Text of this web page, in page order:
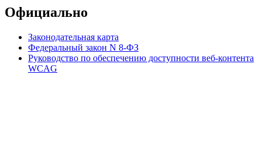
Официально
Законодательная карта
Федеральный закон N 8-ФЗ
Руководство по обеспечению доступности веб-контента
WCAG